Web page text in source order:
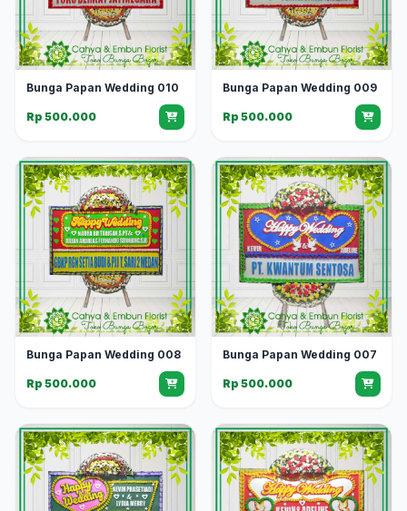
Bunga Papan Wedding 010
Rp 500.000
Bunga Papan Wedding 009
Rp 500.000
Bunga Papan Wedding 008
Rp 500.000
Bunga Papan Wedding 007
Rp 500.000